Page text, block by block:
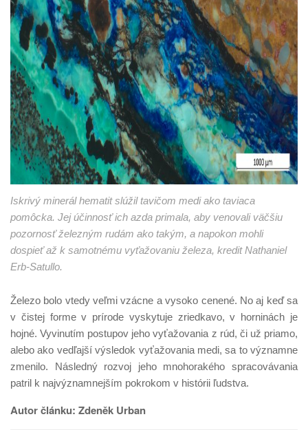
Iskrivý minerál hematit slúžil tavičom medi ako taviaca
pomôcka. Jej účinnosť ich azda primala, aby venovali väčšiu
pozornosť železným rudám ako takým, a napokon mohli
dospieť až k samotnému vyťažovaniu železa, kredit Nathaniel
Erb-Satullo.
Železo bolo vtedy veľmi vzácne a vysoko cenené. No aj keď sa
v čistej forme v prírode vyskytuje zriedkavo, v horninách je
hojné. Vyvinutím postupov jeho vyťažovania z rúd, či už priamo,
alebo ako vedľajší výsledok vyťažovania medi, sa to významne
zmenilo. Následný rozvoj jeho mnohorakého spracovávania
patril k najvýznamnejším pokrokom v histórii ľudstva.
Autor článku: Zdeněk Urban